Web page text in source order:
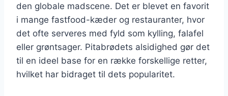
den globale madscene. Det er blevet en favorit
i mange fastfood-kæder og restauranter, hvor
det ofte serveres med fyld som kylling, falafel
eller grøntsager. Pitabrødets alsidighed gør det
til en ideel base for en række forskellige retter,
hvilket har bidraget til dets popularitet.